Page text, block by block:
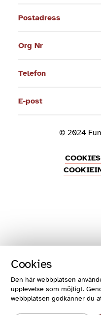
Cookies
Den här webbplatsen
upplevelse som möjligt.
webbplatsen godkänner du
Postadress
Org Nr
Telefon
E-post
© 2024